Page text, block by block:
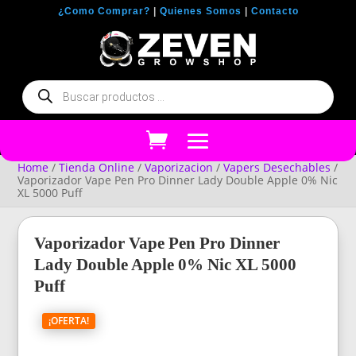
¿Como Comprar? Quienes Somos Contacto
Búsqueda
de
productos
Home /Tienda Online /Vaporizacion /Vapers Desechables /
Vaporizador Vape Pen Pro Dinner Lady Double Apple 0% Nic
XL 5000 Puff
Vaporizador Vape Pen Pro Dinner
Lady Double Apple 0% Nic XL 5000
Puff
¡OFERTA!